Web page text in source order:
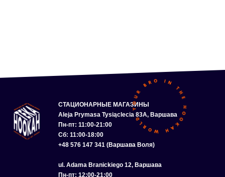
СТАЦИОНАРНЫЕ МАГАЗИНЫ
Aleja Prymasa Tysiąclecia 83A, Варшава
Пн-пт: 11:00-21:00
Сб: 11:00-18:00
+48 576 147 341 (Варшава Воля)
ul. Adama Branickiego 12, Варшава
Пн-пт: 12:00-21:00